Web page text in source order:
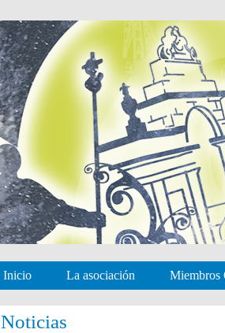
Inicio La asociación Miembros
Noticias